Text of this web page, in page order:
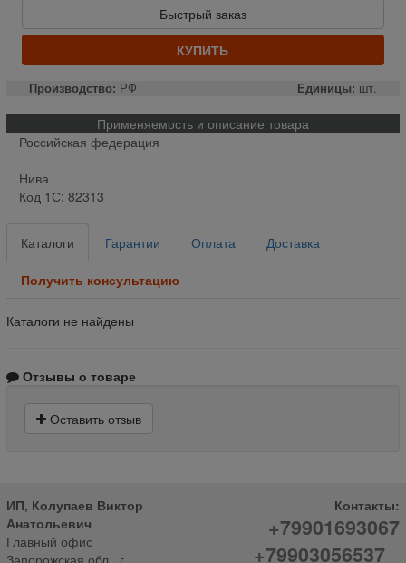
Быстрый заказ
КУПИТЬ
Производство: РФ Единицы: шт.
Применяемость и описание товара
Российская федерация
Нива
Код 1С: 82313
Каталоги Гарантии Оплата Доставка
Получить консультацию
Каталоги не найдены
Отзывы о товаре
Оставить отзыв
ИП, Колупаев Виктор
Анатольевич
Главный офис
Запорожская обл., г.
Контакты:
+79901693067
+79903056537